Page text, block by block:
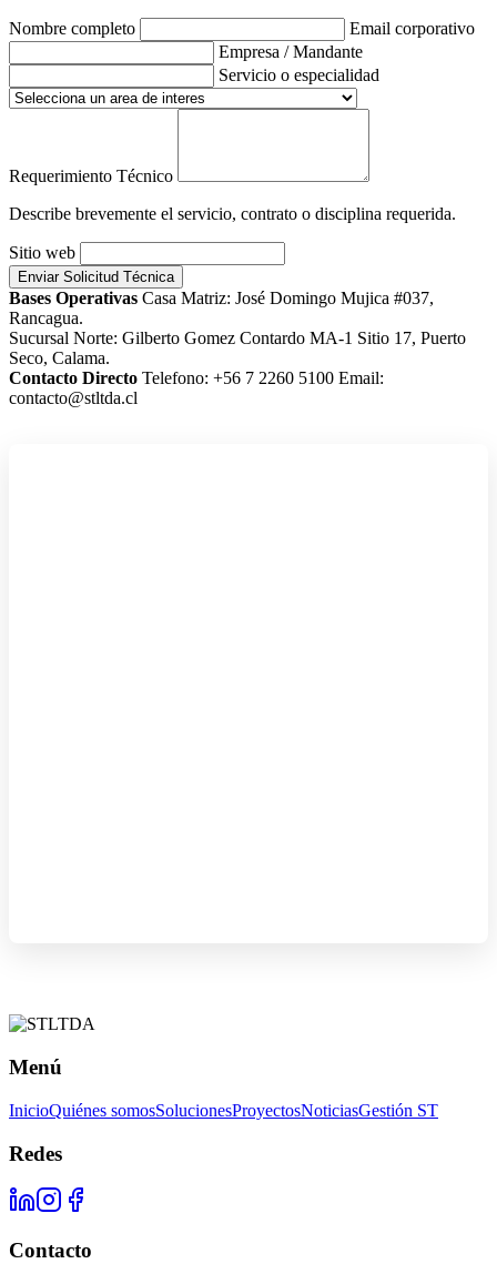
Nombre completo
Email corporativo
Empresa / Mandante
Servicio o especialidad
Requerimiento Técnico
Describe brevemente el servicio, contrato o disciplina requerida.
Sitio web
Enviar Solicitud Técnica
Bases Operativas Casa Matriz: José Domingo Mujica #037,
Rancagua.
Sucursal Norte: Gilberto Gomez Contardo MA-1 Sitio 17, Puerto
Seco, Calama.
Contacto Directo Telefono: +56 7 2260 5100 Email:
contacto@stltda.cl
Menú
InicioQuiénes somosSolucionesProyectosNoticiasGestión ST
Redes
Contacto